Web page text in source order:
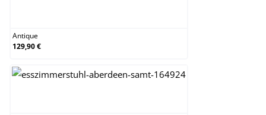
Antique
129,90 €